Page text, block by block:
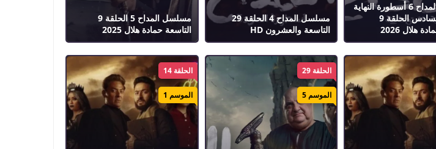
مسلسل المداح 6 أسطورة النهاية
الموسم السادس الحلقة 9
هلال 2026
مسلسل المداح 4 الحلقة 29
التاسعة والعشرون HD
مسلسل المداح 5 الحلقة 9
التاسعة حمادة هلال 2025
الحلقة 29
الموسم 5
الحلقة 14
الموسم 1